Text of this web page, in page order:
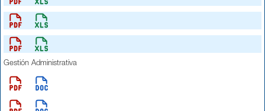
Gestión Administrativa